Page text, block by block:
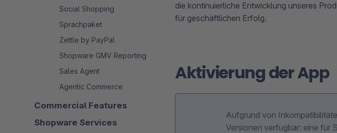
Social Shopping
Sprachpaket
Zettle by PayPal
Shopware GMV Reporting
Sales Agent
Agentic Commerce
Commercial Features
Shopware Services
die kontinuierliche Entwicklung unseres
für geschäftlichen Erfolg.
Aktivierung der App
Aufgrund von
Versionen verfügbar: eine für